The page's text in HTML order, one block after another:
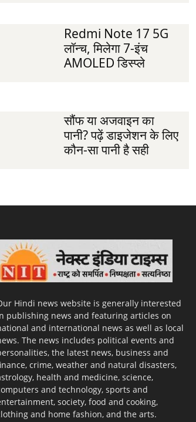
Redmi Note 17 5G
लॉन्च, मिलेगा 7-इंच
AMOLED डिस्प्ले
सौंफ या अजवाइन का
पानी? पढ़ें डाइजेशन के लिए
कौन-सा पानी है सही
Hindi news website is generally interested
publishing news and featuring articles on
and international news as well as local
The news includes political events and
the latest news, business and
crime, weather and natural disasters,
health and medicine, science,
and technology, sports and
society, food and cooking,
and home fashion, and the arts.